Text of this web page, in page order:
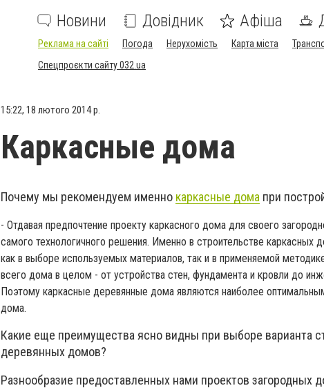
Новини Довідник Афіша
Реклама на сайті Погода Нерухомість Карта міста
Спецпроєкти сайту 032.ua
15:22, 18 лютого 2014 р.
Каркасные дома
Почему мы рекомендуем именно каркасные дома при
- Отдавая предпочтение проекту каркасного дома для своего
самого технологичного решения. Именно в строительстве
как в выборе используемых материалов, так и в применяемой
всего дома в целом - от устройства стен, фундамента и кровли до
Поэтому каркасные деревянные дома являются наиболее
дома.
Какие еще преимущества ясно видны при выборе варианта
деревянных домов?
Разнообразие предоставленных нами проектов загородных